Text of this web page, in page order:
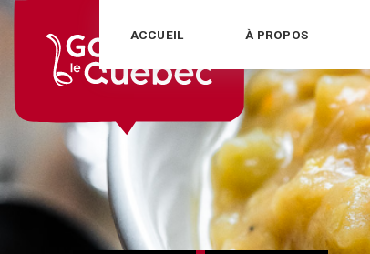
Skip
content
ACCUEIL À PROPOS